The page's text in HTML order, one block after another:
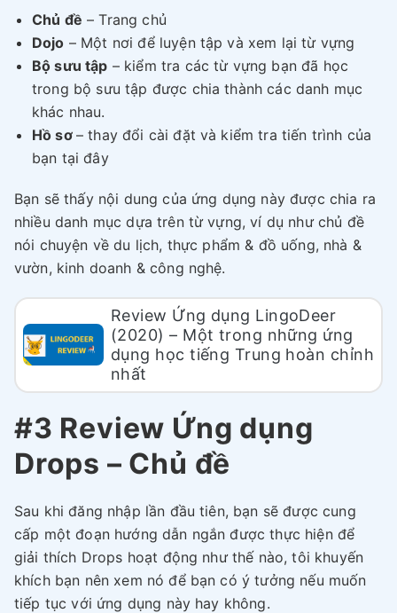
Chủ đề – Trang chủ
Dojo – Một nơi để luyện tập và xem lại từ vựng
Bộ sưu tập – kiểm tra các từ vựng bạn đã học
trong bộ sưu tập được chia thành các danh mục
khác nhau.
Hồ sơ – thay đổi cài đặt và kiểm tra tiến trình của
bạn tại đây
Bạn sẽ thấy nội dung của ứng dụng này được chia ra
nhiều danh mục dựa trên từ vựng, ví dụ như chủ đề
nói chuyện về du lịch, thực phẩm & đồ uống, nhà &
vườn, kinh doanh & công nghệ.
Review Ứng dụng LingoDeer
(2020) – Một trong những ứng
dụng học tiếng Trung hoàn chỉnh
nhất
#3 Review Ứng dụng
Drops – Chủ đề
Sau khi đăng nhập lần đầu tiên, bạn sẽ được cung
cấp một đoạn hướng dẫn ngắn được thực hiện để
giải thích Drops hoạt động như thế nào, tôi khuyến
khích bạn nên xem nó để bạn có ý tưởng nếu muốn
tiếp tục với ứng dụng này hay không.